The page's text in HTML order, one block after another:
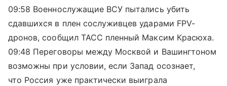
09:58 Военнослужащие ВСУ пытались убить
сдавшихся в плен сослуживцев ударами FPV-
дронов, сообщил ТАСС пленный Максим Красюха.
09:48 Переговоры между Москвой и Вашингтоном
возможны при условии, если Запад осознает,
что Россия уже практически выиграла